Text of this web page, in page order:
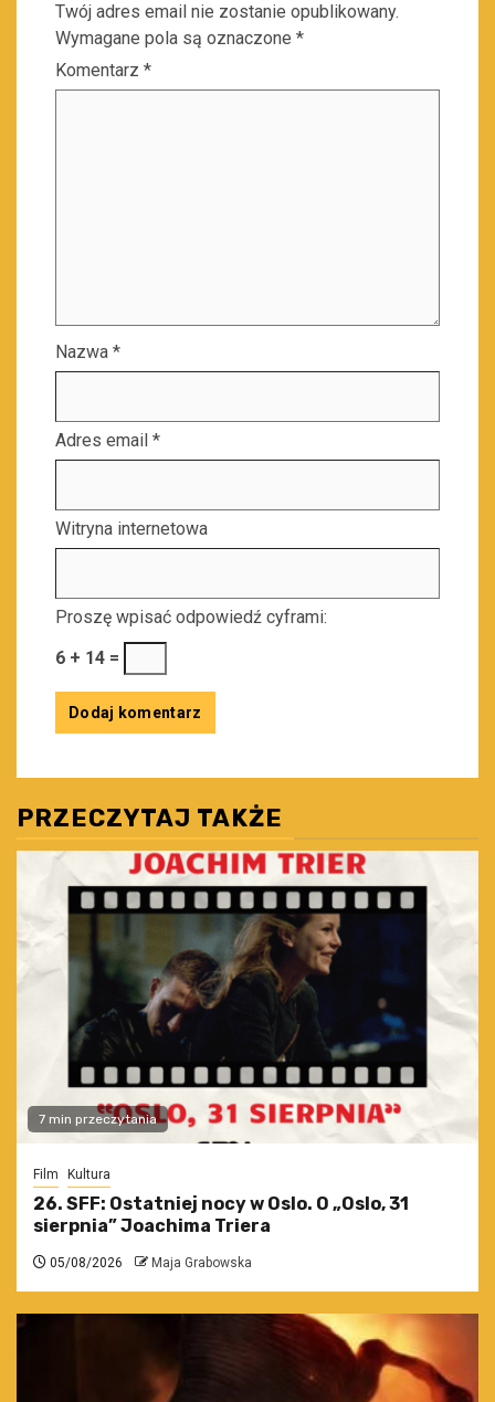
Twój adres email nie zostanie opublikowany.
Wymagane pola są oznaczone *
Komentarz *
Nazwa *
Adres email *
Witryna internetowa
Proszę wpisać odpowiedź cyframi:
6 + 14 =
PRZECZYTAJ TAKŻE
7 min przeczytania
Film Kultura
26. SFF: Ostatniej nocy w Oslo. O „Oslo, 31
sierpnia” Joachima Triera
05/08/2026 Maja Grabowska